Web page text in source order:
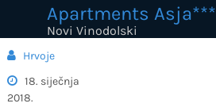
content
Apartments Asja***
Novi Vinodolski
Hrvoje
18. siječnja
2018.